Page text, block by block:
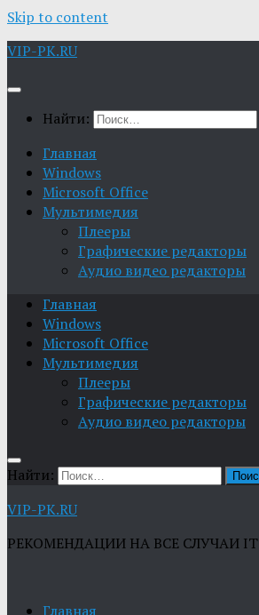
Skip to content
VIP-PK.RU
Найти:
Главная
Windows
Microsoft Office
Мультимедия
Плееры
Графические редакторы
Aудио видео редакторы
Главная
Windows
Microsoft Office
Мультимедия
Плееры
Графические редакторы
Aудио видео редакторы
Найти:
VIP-PK.RU
РЕКОМЕНДАЦИИ НА ВСЕ СЛУЧАИ IT
Главная